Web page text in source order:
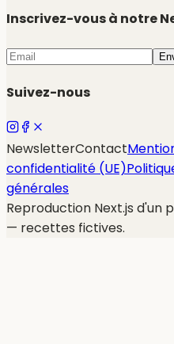
Inscrivez-vous à notre
Suivez-nous
NewsletterContact
confidentialité (UE)
générales
Reproduction Next.js
— recettes fictives.